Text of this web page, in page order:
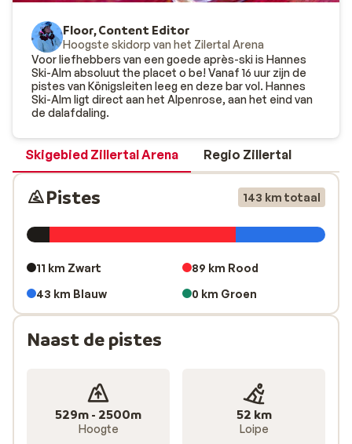
Dankzij de hoge ligging ligt er in Königsleiten ‘s winters
bijna altijd sneeuw. Perfect weer voor een heerlijke
wintersport dus. Heb je naast skiën en snowboarden
zin om iets anders actiefs te doen? Goed nieuws, want
er valt in en om het dorp van alles te beleven. Maak een
tocht met een arrenslee, ga langlaufen over de ruim 50
kilometer aan geprepareerde loipes of trek je wandel-
of sneeuwschoenen aan voor een prachtige hike door
de bergen. Het dorp zelf heeft een authentiek karakter
door de chalets die er staan en daarmee onderscheidt
Oostenrijk. Ook voor een gezellige après-ski kom je in
aan bij één van de restaurants en cafés of neem een
taxi naar het naastgelegen Gerlos als je een echte
feestvierder bent. Gerlos behoort totéén van de
leukste après-skigebieden
Floor, Content Editor
Hoogste skidorp van het Zilertal Arena
Voor liefhebbers van een goede après-ski is Hannes
Ski-Alm absoluut the placet o be! Vanaf 16 uur zijn de
pistes van Königsleiten leeg en deze bar vol. Hannes
Ski-Alm ligt direct aan het Alpenrose, aan het eind van
de dalafdaling.
Skigebied Zillertal Arena Regio Zillertal
Pistes 143 km totaal
11 km Zwart
89 km Rood
43 km Blauw
0 km Groen
Naast de pistes
529m - 2500m
Hoogte
52 km
Loipe